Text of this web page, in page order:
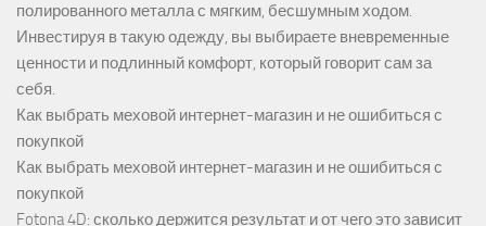
полированного металла с мягким, бесшумным ходом.
Инвестируя в такую одежду, вы выбираете вневременные
ценности и подлинный комфорт, который говорит сам за
себя.
Как выбрать меховой интернет-магазин и не ошибиться с
покупкой
Как выбрать меховой интернет-магазин и не ошибиться с
покупкой
Fotona 4D: сколько держится результат и от чего это зависит